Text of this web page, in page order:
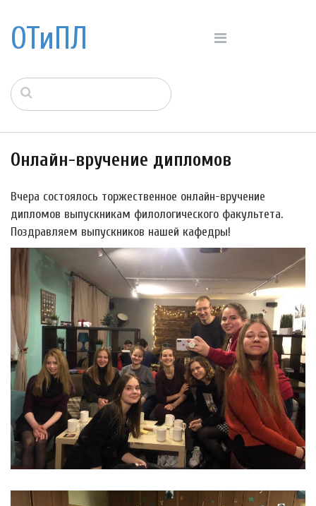
ОТиПЛ
Онлайн-вручение дипломов
Вчера состоялось торжественное онлайн-вручение
дипломов выпускникам филологического факультета.
Поздравляем выпускников нашей кафедры!